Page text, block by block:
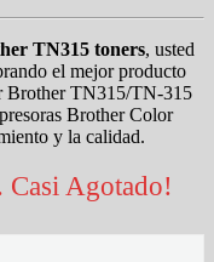
TN315 toners, usted
el mejor producto
Brother TN315/TN-315
Brother Color
y la calidad.
Agotado!